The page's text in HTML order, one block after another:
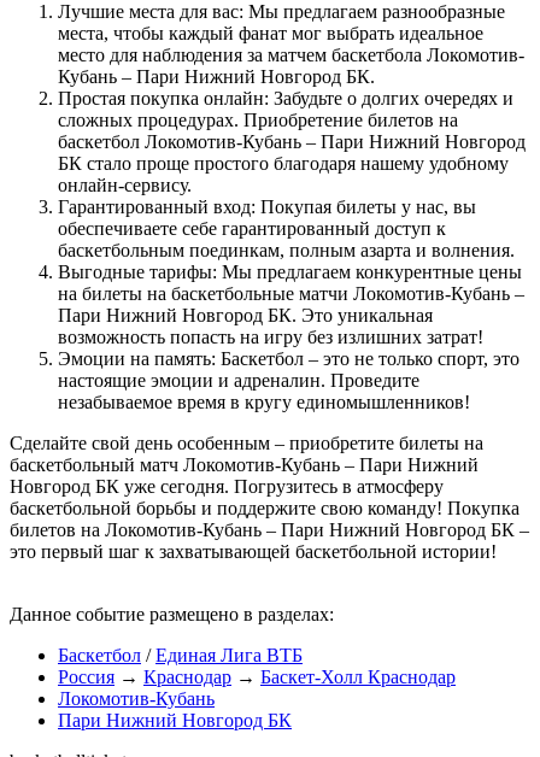
Лучшие места для вас: Мы предлагаем разнообразные
места, чтобы каждый фанат мог выбрать идеальное
место для наблюдения за матчем баскетбола Локомотив-
Кубань – Пари Нижний Новгород БК.
Простая покупка онлайн: Забудьте о долгих очередях и
сложных процедурах. Приобретение билетов на
баскетбол Локомотив-Кубань – Пари Нижний Новгород
БК стало проще простого благодаря нашему удобному
онлайн-сервису.
Гарантированный вход: Покупая билеты у нас, вы
обеспечиваете себе гарантированный доступ к
баскетбольным поединкам, полным азарта и волнения.
Выгодные тарифы: Мы предлагаем конкурентные цены
на билеты на баскетбольные матчи Локомотив-Кубань –
Пари Нижний Новгород БК. Это уникальная
возможность попасть на игру без излишних затрат!
Эмоции на память: Баскетбол – это не только спорт, это
настоящие эмоции и адреналин. Проведите
незабываемое время в кругу единомышленников!
Сделайте свой день особенным – приобретите билеты на
баскетбольный матч Локомотив-Кубань – Пари Нижний
Новгород БК уже сегодня. Погрузитесь в атмосферу
баскетбольной борьбы и поддержите свою команду! Покупка
билетов на Локомотив-Кубань – Пари Нижний Новгород БК –
это первый шаг к захватывающей баскетбольной истории!
Данное событие размещено в разделах:
Баскетбол /Единая Лига ВТБ
Россия → Краснодар → Баскет-Холл Краснодар
Локомотив-Кубань
Пари Нижний Новгород БК